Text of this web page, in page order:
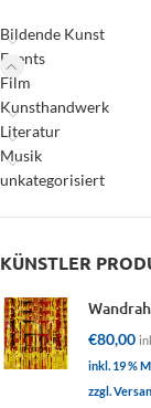
Bildende Kunst
Events
Film
Kunsthandwerk
Literatur
Musik
unkategorisiert
KÜNSTLER
€80,00
inkl. 19 %
zzgl.